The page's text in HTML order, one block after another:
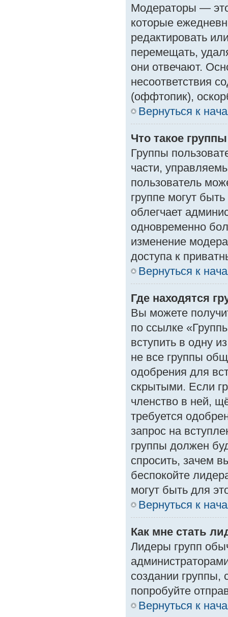
Модераторы —
которые
редактировать
перемещать,
они отвечают.
несоответствия
(оффтопик),
Вернуться к
Что такое
Группы
части,
пользователь
группе могут
облегчает
одновременно
изменение
доступа к
Вернуться к
Где находятся
Вы можете
по ссылке
вступить в одну
не все группы
одобрения для
скрытыми. Если
членство в ней,
требуется
запрос на
группы должен
спросить, зачем
беспокойте
могут быть для
Вернуться к
Как мне стать
Лидеры групп
создании группы,
попробуйте
Вернуться к